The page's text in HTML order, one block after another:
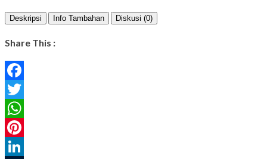
Deskripsi Info Tambahan Diskusi (0)
Share This :
Facebook
Twitter
WhatsApp
Pinterest